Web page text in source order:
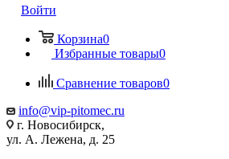
Войти
Корзина0
Избранные товары0
Сравнение товаров0
info@vip-pitomec.ru
г. Новосибирск,
ул. А. Лежена, д. 25